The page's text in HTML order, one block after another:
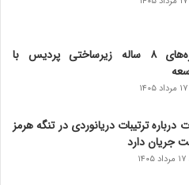
گ
ه
ز
ا
ی
گشایش گره‌های ۸ ساله زیرساختی پردیس با
درباره ترتیبات دریانوردی در تنگه هرمز
جریان دارد